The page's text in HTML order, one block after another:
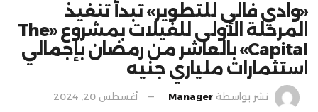
«وادي فالي للتطوير» تبدأ تنفيذ
المرحلة الأولى للفيلات بمشروع «The
Capital» بالعاشر من رمضان بإجمالي
استثمارات ملياري جنيه
نشر بواسطة Manager أغسطس 20, 2024